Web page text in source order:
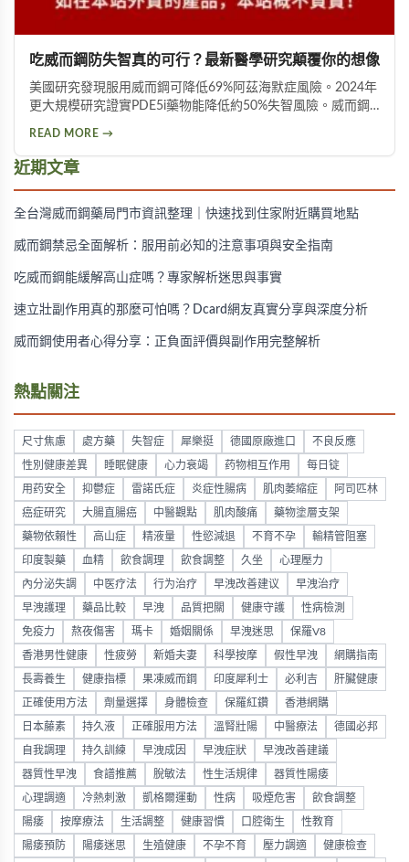
吃威而鋼防失智真的可行？最新醫學研究顛覆你的想像
美國研究發現服用威而鋼可降低69%阿茲海默症風險。2024年
更大規模研究證實PDE5i藥物能降低約50%失智風險。威而鋼
且有心血管疾病者不宜使用。
READ MORE →
近期文章
全台灣威而鋼藥局門市資訊整理｜快速找到住家附近購買地點
威而鋼禁忌全面解析：服用前必知的注意事項與安全指南
吃威而鋼能緩解高山症嗎？專家解析迷思與事實
速立壯副作用真的那麼可怕嗎？Dcard網友真實分享與深度分析
威而鋼使用者心得分享：正負面評價與副作用完整解析
熱點關注
尺寸焦慮 處方藥 失智症 犀樂挺 德國原廠進口 不良反應
性別健康差異 睡眠健康 心力衰竭 药物相互作用 每日锭
用药安全 抑鬱症 雷諾氏症 炎症性腸病 肌肉萎縮症 阿司匹林
癌症研究 大腸直腸癌 中醫觀點 肌肉酸痛 藥物塗層支架
藥物依賴性 高山症 精液量 性慾減退 不育不孕 輸精管阻塞
印度製藥 血精 飲食調理 飲食調整 久坐 心理壓力
內分泌失調 中医疗法 行为治疗 早洩改善建议 早洩治疗
早洩護理 藥品比較 早洩 品質把關 健康守護 性病檢測
免疫力 熬夜傷害 瑪卡 婚姻關係 早洩迷思 保羅V8
香港男性健康 性疲勞 新婚夫妻 科學按摩 假性早洩 網購指南
長壽養生 健康指標 果凍威而鋼 印度犀利士 必利吉 肝臟健康
正確使用方法 劑量選擇 身體檢查 保羅紅鑽 香港網購
日本藤素 持久液 正確服用方法 溫腎壯陽 中醫療法 德國必邦
自我調理 持久訓練 早洩成因 早洩症狀 早洩改善建議
器質性早洩 食譜推薦 脫敏法 性生活規律 器質性陽痿
心理調適 冷熱刺激 凱格爾運動 性病 吸煙危害 飲食調整
陽痿 按摩療法 生活調整 健康習慣 口腔衛生 性教育
陽痿預防 陽痿迷思 生殖健康 不孕不育 壓力調適 健康檢查